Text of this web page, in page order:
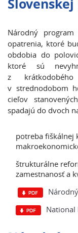
Národný
opatrenia, ktoré
obdobia do
ktoré sú
z
v strednodobom
cieľov
spadajú do dvoch
potreba fiškálnej
štrukturálne
zamestnanosť a
National